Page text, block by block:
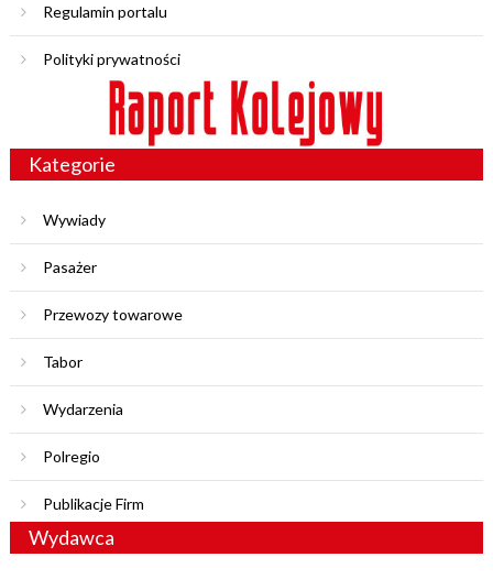
Regulamin portalu
Polityki prywatności
Kategorie
Wywiady
Pasażer
Przewozy towarowe
Tabor
Wydarzenia
Polregio
Publikacje Firm
Wydawca